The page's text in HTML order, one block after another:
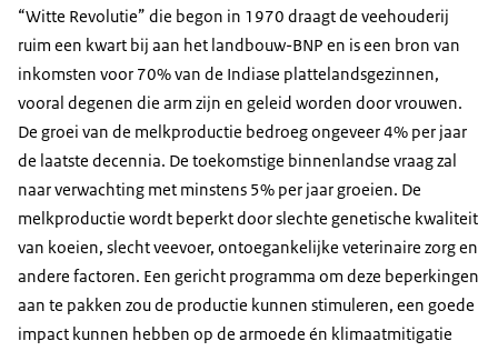
“Witte Revolutie” die begon in 1970 draagt de veehouderij
ruim een kwart bij aan het landbouw-BNP en is een bron van
inkomsten voor 70% van de Indiase plattelandsgezinnen,
vooral degenen die arm zijn en geleid worden door vrouwen.
De groei van de melkproductie bedroeg ongeveer 4% per jaar
de laatste decennia. De toekomstige binnenlandse vraag zal
naar verwachting met minstens 5% per jaar groeien. De
melkproductie wordt beperkt door slechte genetische kwaliteit
van koeien, slecht veevoer, ontoegankelijke veterinaire zorg en
andere factoren. Een gericht programma om deze beperkingen
aan te pakken zou de productie kunnen stimuleren, een goede
impact kunnen hebben op de armoede én klimaatmitigatie